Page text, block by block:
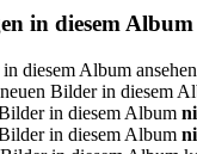
in diesem Album
diesem Album ansehen
neuen Bilder in diesem
in diesem Album
in diesem Album